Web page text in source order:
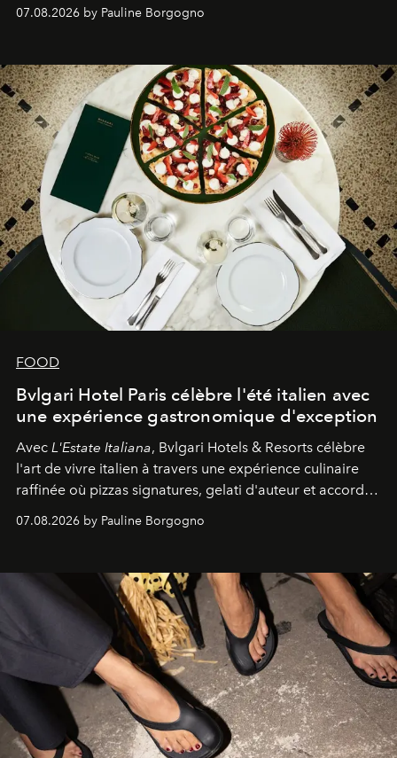
07.08.2026 by Pauline Borgogno
FOOD
Bvlgari Hotel Paris célèbre l'été italien avec
une expérience gastronomique d'exception
Avec L'Estate Italiana, Bvlgari Hotels & Resorts célèbre
l'art de vivre italien à travers une expérience culinaire
raffinée où pizzas signatures, gelati d'auteur et accords
d'exception composent un véritable voyage sensoriel.
07.08.2026 by Pauline Borgogno